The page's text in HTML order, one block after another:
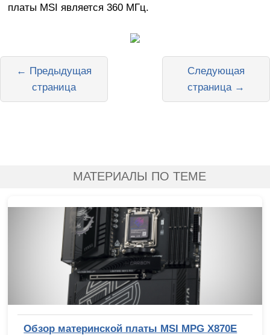
платы MSI является 360 МГц.
Следующая
страница →
← Предыдущая
страница
МАТЕРИАЛЫ ПО ТЕМЕ
Обзор материнской платы MSI MPG X870E